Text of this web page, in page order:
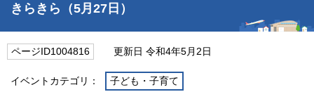
きらきら（5月27日）
ページID1004816 更新日 令和4年5月2日
イベントカテゴリ： 子ども・子育て